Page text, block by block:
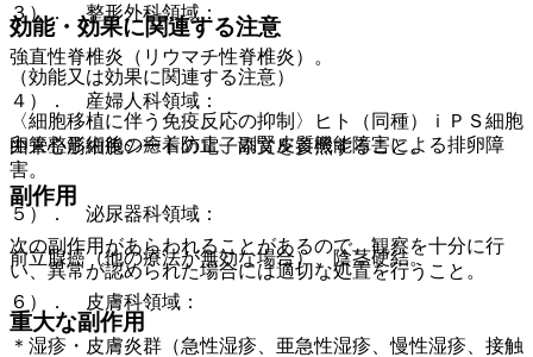
効能・効果に関連する注意
（効能又は効果に関連する注意）
〈細胞移植に伴う免疫反応の抑制〉ヒト（同種）ｉＰＳ細胞
由来心筋細胞シートの電子添文を参照すること。
副作用
次の副作用があらわれることがあるので、観察を十分に行
い、異常が認められた場合には適切な処置を行うこと。
重大な副作用
３）． 整形外科領域：
強直性脊椎炎（リウマチ性脊椎炎）。
４）． 産婦人科領域：
卵管整形術後の癒着防止、副腎皮質機能障害による排卵障
害。
５）． 泌尿器科領域：
前立腺癌（他の療法が無効な場合）、陰茎硬結。
６）． 皮膚科領域：
＊湿疹・皮膚炎群（急性湿疹、亜急性湿疹、慢性湿疹、接触